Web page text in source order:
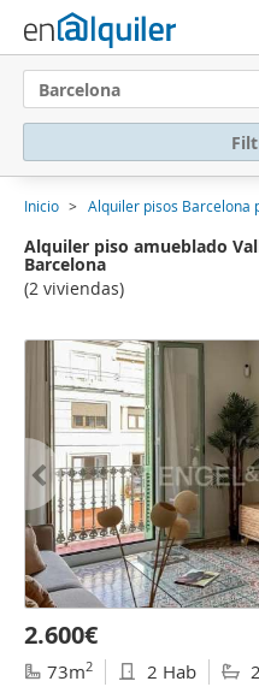
Barcelona
Inicio Alquiler pisos Barcelona
Alquiler piso amueblado
Barcelona
(2 viviendas)
2.600€
73m2 2 Hab